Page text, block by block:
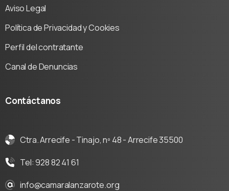
Aviso Legal
Política de Privacidad y Cookies
Perfil del contratante
Canal de Denuncias
Contáctanos
Ctra. Arrecife - Tinajo, nº 48 - Arrecife 35500
Tel: 928 82 41 61
info@camaralanzarote.org